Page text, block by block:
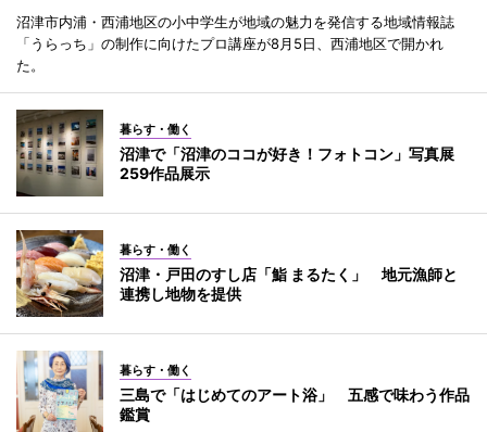
沼津市内浦・西浦地区の小中学生が地域の魅力を発信する地域情報誌
「うらっち」の制作に向けたプロ講座が8月5日、西浦地区で開かれ
た。
暮らす・働く
沼津で「沼津のココが好き！フォトコン」写真展
259作品展示
暮らす・働く
沼津・戸田のすし店「鮨 まるたく」 地元漁師と
連携し地物を提供
暮らす・働く
三島で「はじめてのアート浴」 五感で味わう作品
鑑賞